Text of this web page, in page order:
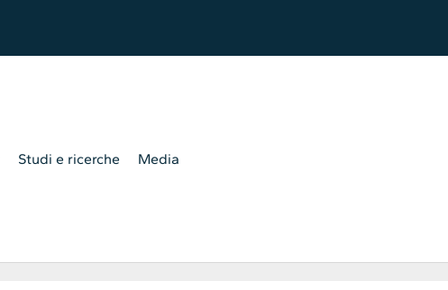
Studi e ricerche Media